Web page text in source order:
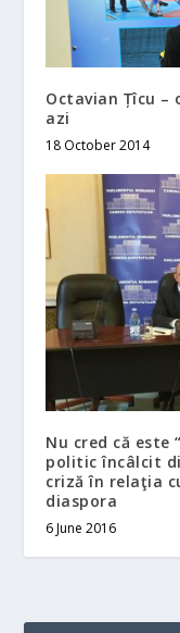
Octavian Țîcu –
azi
18 October 2014
Nu cred că este
politic încâlcit
criză în relaţia
diaspora
6 June 2016